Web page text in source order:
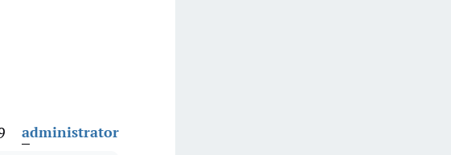
administrator